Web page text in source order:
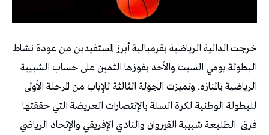
خرجت الدالية الرياضية بقرمبالية أبرز المستفيدين من عودة نشاط
البطولة يومي السبت والأحد بفوزها الثمين على حساب الشبيبة
الرياضية بالمنازه. وتميزت الجولة الثالثة للإياب من المرحلة الأولى
للبطولة الوطنية لكرة السلة بالإنتصارات العريضة التي حققتها
فرق الطليعة شبيبة القيروان والنادي الإفريقي والإتحاد الرياضي